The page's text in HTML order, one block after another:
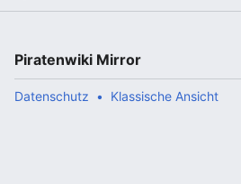
Piratenwiki Mirror
Datenschutz Klassische Ansicht